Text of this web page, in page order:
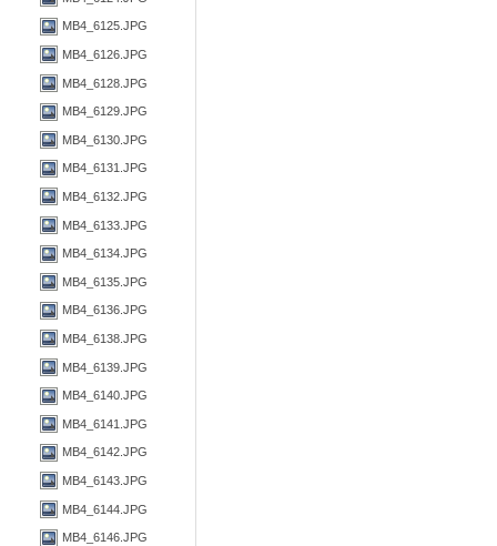
MB4_6125.JPG
MB4_6126.JPG
MB4_6128.JPG
MB4_6129.JPG
MB4_6130.JPG
MB4_6131.JPG
MB4_6132.JPG
MB4_6133.JPG
MB4_6134.JPG
MB4_6135.JPG
MB4_6136.JPG
MB4_6138.JPG
MB4_6139.JPG
MB4_6140.JPG
MB4_6141.JPG
MB4_6142.JPG
MB4_6143.JPG
MB4_6144.JPG
MB4_6146.JPG